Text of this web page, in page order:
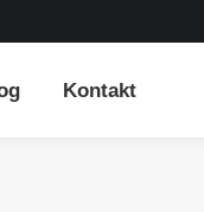
Kontakt